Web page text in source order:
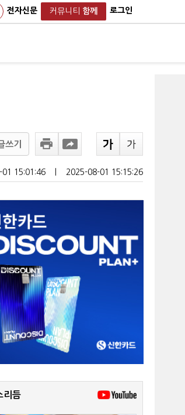
전자신문 커뮤니티 함께 로그인
쓰기
01 15:01:46 2025-08-01 15:15:26
리듬